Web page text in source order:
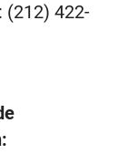
(212) 422-